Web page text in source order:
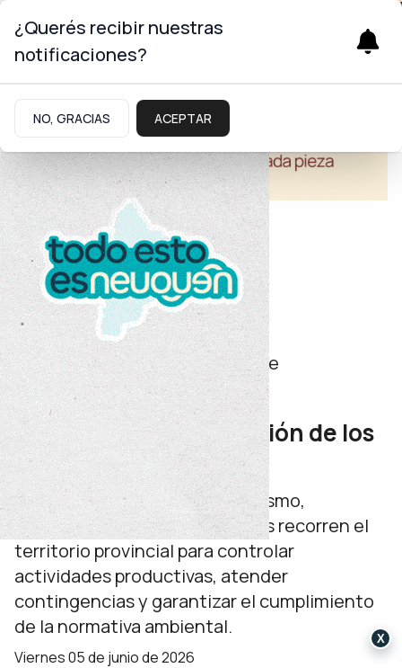
Turismo
Día Mundial del Medio Ambiente
Destacan el trabajo de
fiscalización y protección de los
ecosistemas
Agentes del ministerio de Turismo,
Ambiente y Recursos Naturales recorren el
territorio provincial para controlar
actividades productivas, atender
contingencias y garantizar el cumplimiento
de la normativa ambiental.
viernes 05 de junio de 2026
¿Querés recibir nuestras
notificaciones?
NO, GRACIAS ACEPTAR
X